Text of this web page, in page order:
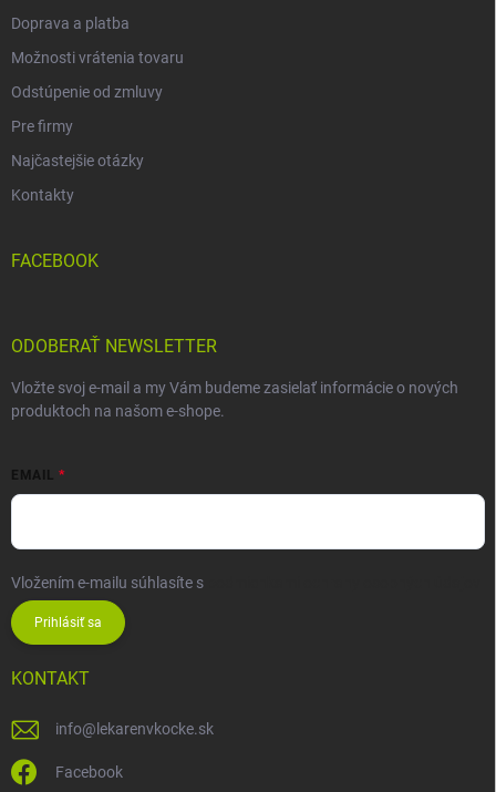
Doprava a platba
Možnosti vrátenia tovaru
Odstúpenie od zmluvy
Pre firmy
Najčastejšie otázky
Kontakty
FACEBOOK
ODOBERAŤ NEWSLETTER
Vložte svoj e-mail a my Vám budeme zasielať informácie o nových
produktoch na našom e-shope.
EMAIL
Vložením e-mailu súhlasíte s
Prihlásiť sa
KONTAKT
info@ lekarenvkocke.sk
Facebook